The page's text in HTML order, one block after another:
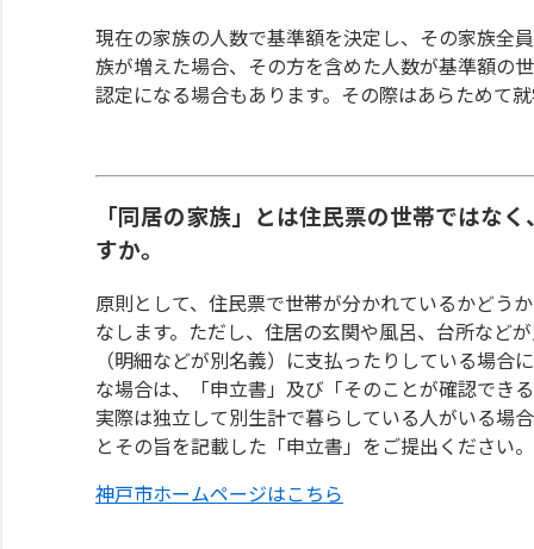
現在の家族の人数で基準額を決定し、その家族全
族が増えた場合、その方を含めた人数が基準額の
認定になる場合もあります。その際はあらためて
「同居の家族」とは住民票の世帯ではな
すか。
原則として、住民票で世帯が分かれているかどう
なします。ただし、住居の玄関や風呂、台所など
（明細などが別名義）に支払ったりしている場
な場合は、「申立書」及び「そのことが確認でき
実際は独立して別生計で暮らしている人がいる場
とその旨を記載した「申立書」をご提出ください
神戸市ホームページはこちら